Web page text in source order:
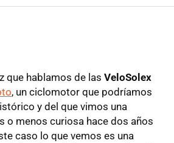
que hablamos de las VeloSolex
, un ciclomotor que podríamos
y del que vimos una
o menos curiosa hace dos años
caso lo que vemos es una